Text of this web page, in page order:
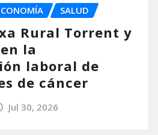
SALUD
Rural Torrent y
la
laboral de
de cáncer
Jul 30, 2026